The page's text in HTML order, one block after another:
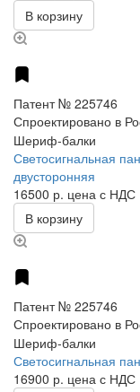
В корзину
Патент № 225746
Спроектировано в
Шериф-балки
Светосигнальная
двусторонняя
16500 р. цена с НДС
В корзину
Патент № 225746
Спроектировано в
Шериф-балки
Светосигнальная
16900 р. цена с НДС